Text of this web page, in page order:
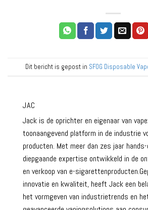
Dit bericht is gepost in SFOG Disposable
JAC
Jack is de oprichter en eigenaar van
toonaangevend platform in de industrie
producten. Met meer dan zes jaar
diepgaande expertise ontwikkeld in de
en verkoop van e-
innovatie en kwaliteit, heeft Jack een
het vormgeven van industrietrends en